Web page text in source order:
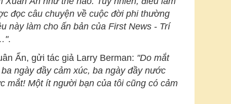
đọc câu chuyện về cuộc đời phi thường
này làm cho ấn bản của First News - Trí
.
Ẩn, gửi tác giả Larry Berman: "Do mắt
ngày đầy cảm xúc, ba ngày đầy nước
mắt! Một ít người bạn của tôi cũng có cảm